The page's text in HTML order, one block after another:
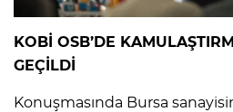
KOBİ OSB’DE
GEÇİLDİ
Konuşmasında Bursa